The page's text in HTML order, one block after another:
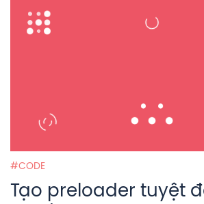
CODE
Tạo preloader tuyệt